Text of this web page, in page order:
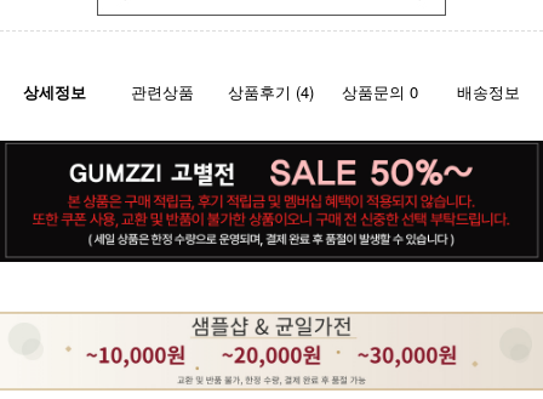
상세정보 관련상품 상품후기 (4) 상품문의 0 배송정보